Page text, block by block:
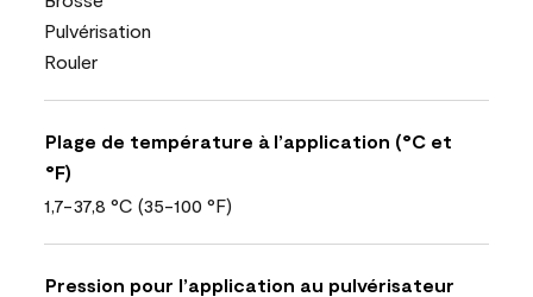
Pulvérisation
Rouler
Plage de température à l’application (°C et
°F)
1,7-37,8 °C (35-100 °F)
Pression pour l’application au pulvérisateur